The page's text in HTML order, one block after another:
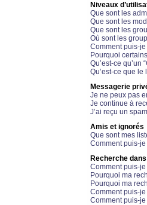
Niveaux
Que sont les
Que sont les
Que sont les
Où sont les
Comment puis-
Pourquoi
Qu’est-ce qu’un
Qu’est-ce que le
Messagerie
Je ne peux pas
Je continue à
J’ai reçu un
Amis et ignorés
Que sont mes
Comment puis-
Recherche
Comment puis-
Pourquoi ma
Pourquoi ma
Comment puis-
Comment puis-